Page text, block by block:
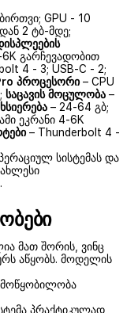
GPU - 10
2 ტბ-მდე;
6K გარჩევადობით
4 - 3; USB-C - 2;
პროცესორი – CPU
საცავის მოცულობა –
– 24-64 გბ;
ეკრანი 4-6K
– Thunderbolt 4 -
სისტემას და
მათ შორის, ვინც
აწყობს. მოდელის
მოწყობილობა
პრაქტიკულად